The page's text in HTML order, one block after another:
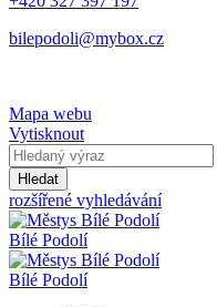
bilepodoli@mybox.cz
Mapa webu
Vytisknout
Hledat
rozšířené vyhledávání
Bílé Podolí
Bílé Podolí